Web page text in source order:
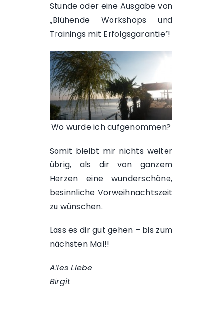
Stunde oder eine Ausgabe von
„Blühende Workshops und
Trainings mit Erfolgsgarantie“!
Wo wurde ich aufgenommen?
Somit bleibt mir nichts weiter
übrig, als dir von ganzem
Herzen eine wunderschöne,
besinnliche Vorweihnachtszeit
zu wünschen.
Lass es dir gut gehen – bis zum
nächsten Mal!!
Alles Liebe
Birgit